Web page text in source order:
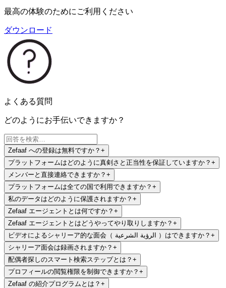
最高の体験のためにご利用ください
ダウンロード
よくある質問
どのようにお手伝いできますか？
Zefaaf への登録は無料ですか？ +
プラットフォームはどのように真剣さと正当性を保証していますか？ +
メンバーと直接連絡できますか？ +
プラットフォームは全ての国で利用できますか？ +
私のデータはどのように保護されますか？ +
Zefaaf エージェントとは何ですか？ +
Zefaaf エージェントとはどうやってやり取りしますか？ +
ビデオによるシャリーア的な面会（ الرؤية الشرعية ）はできますか？ +
シャリーア面会は録画されますか？ +
配偶者探しのスマート検索ステップとは？ +
プロフィールの閲覧権限を制御できますか？ +
Zefaaf の紹介プログラムとは？ +